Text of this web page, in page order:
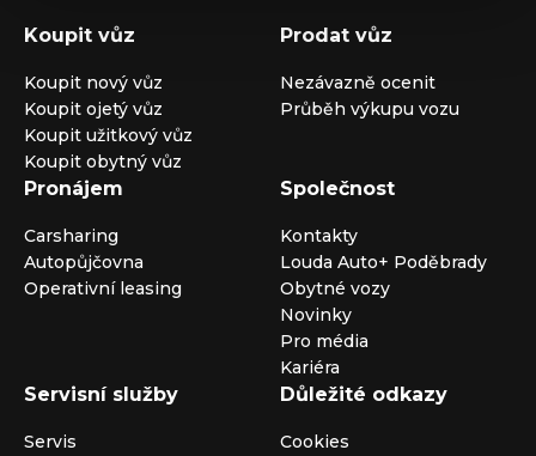
Koupit vůz
Koupit nový vůz
Koupit ojetý vůz
Koupit užitkový vůz
Koupit obytný vůz
Prodat vůz
Nezávazně ocenit
Průběh výkupu vozu
Pronájem
Carsharing
Autopůjčovna
Operativní leasing
Společnost
Kontakty
Louda Auto+ Poděbrady
Obytné vozy
Novinky
Pro média
Kariéra
Servisní služby
Servis
Důležité odkazy
Cookies